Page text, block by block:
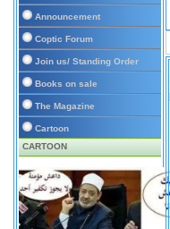
Announcement
Coptic Forum
Join us/ Standing Order
Books on sale
The Magazine
Cartoon
CARTOON